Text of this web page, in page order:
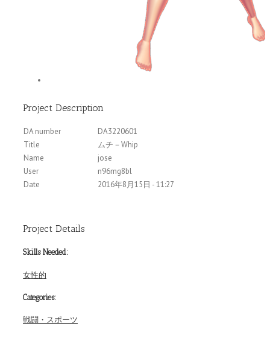
Project Description
DA number
DA3220601
Title
ムチ－Whip
Name
jose
User
n96mg8bl
Date
2016年8月15日 - 11:27
Project Details
Skills Needed:
女性的
Categories:
戦闘・スポーツ